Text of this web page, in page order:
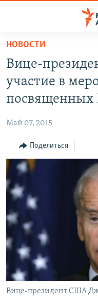
Перейти
основному
содержанию
Перейти
основной
Перейти
поиску
НОВОСТИ
ЭКОНОМИКА
РЕГИОН
НАГОРНЫЙ КАРАБАХ
КУЛЬТУРА
СПОРТ
АРХИВ
Հայերեն
English
Русский
НОВОСТИ
Вице-
участие в
посвященных
Май 07, 2015
Поделиться
Вице-президент США